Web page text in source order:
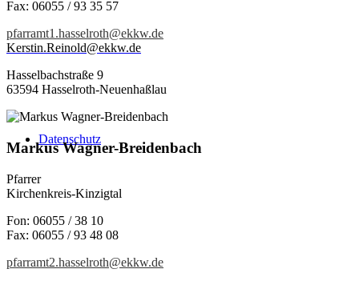
Datenschutz
Fax: 06055 / 93 35 57
pfarramt1.hasselroth@ekkw.de
Kerstin.Reinold@ekkw.de
Hasselbachstraße 9
63594 Hasselroth-Neuenhaßlau
Markus Wagner-Breidenbach
Pfarrer
Kirchenkreis-Kinzigtal
Fon: 06055 / 38 10
Fax: 06055 / 93 48 08
pfarramt2.hasselroth@ekkw.de